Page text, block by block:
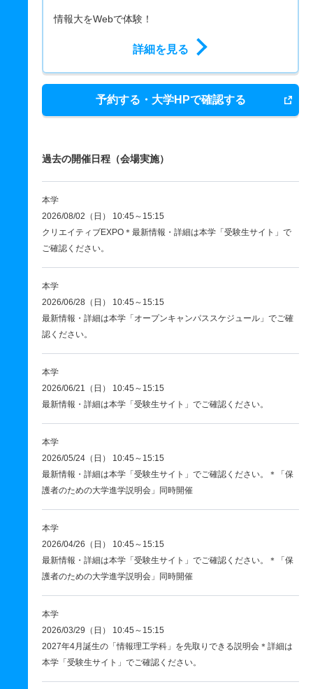
情報大をWebで体験！
詳細を見る
予約する・大学HPで確認する
過去の開催日程（会場実施）
本学
2026/08/02（日） 10:45～15:15
クリエイティブEXPO＊最新情報・詳細は本学「受験生サイト」で
ご確認ください。
本学
2026/06/28（日） 10:45～15:15
最新情報・詳細は本学「オープンキャンパススケジュール」でご確
認ください。
本学
2026/06/21（日） 10:45～15:15
最新情報・詳細は本学「受験生サイト」でご確認ください。
本学
2026/05/24（日） 10:45～15:15
最新情報・詳細は本学「受験生サイト」でご確認ください。＊「保
護者のための大学進学説明会」同時開催
本学
2026/04/26（日） 10:45～15:15
最新情報・詳細は本学「受験生サイト」でご確認ください。＊「保
護者のための大学進学説明会」同時開催
本学
2026/03/29（日） 10:45～15:15
2027年4月誕生の「情報理工学科」を先取りできる説明会＊詳細は
本学「受験生サイト」でご確認ください。